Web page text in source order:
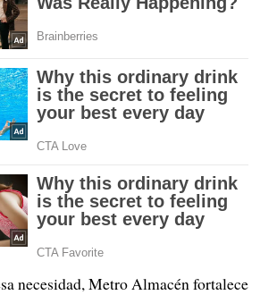
necesidad, Metro Almacén fortalece